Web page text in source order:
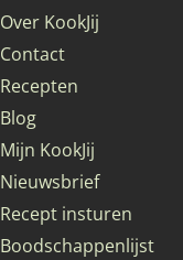
Over KookJij
Contact
Recepten
Blog
Mijn KookJij
Nieuwsbrief
Recept insturen
Boodschappenlijst